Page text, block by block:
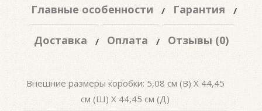
Главные особенности Гарантия
Доставка Оплата Отзывы (0)
Внешние размеры коробки: 5,08 см (В) X 44,45
см (Ш) X 44,45 см (Д)